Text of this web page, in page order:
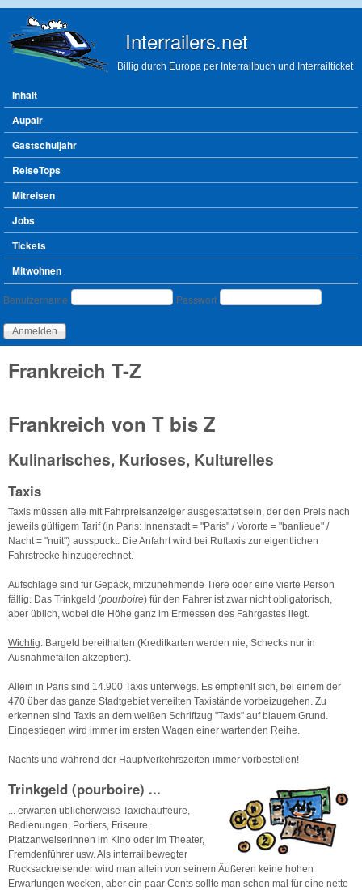
Interrailers.net
Billig durch Europa per Interrailbuch und Interrailticket
Hauptmenü
Inhalt
Aupair
Gastschuljahr
ReiseTops
Mitreisen
Jobs
Tickets
Mitwohnen
Benutzeranmeldung
Benutzername Passwort
Frankreich T-Z
Frankreich von T bis Z
Kulinarisches, Kurioses, Kulturelles
Taxis
Taxis müssen alle mit Fahrpreisanzeiger ausgestattet sein, der den Preis nach
jeweils gültigem Tarif (in Paris: Innenstadt = "Paris" / Vororte = "banlieue" /
Nacht = "nuit") ausspuckt. Die Anfahrt wird bei Ruftaxis zur eigentlichen
Fahrstrecke hinzugerechnet.
Aufschläge sind für Gepäck, mitzunehmende Tiere oder eine vierte Person
fällig. Das Trinkgeld (pourboire) für den Fahrer ist zwar nicht obligatorisch,
aber üblich, wobei die Höhe ganz im Ermessen des Fahrgastes liegt.
Wichtig: Bargeld bereithalten (Kreditkarten werden nie, Schecks nur in
Ausnahmefällen akzeptiert).
Allein in Paris sind 14.900 Taxis unterwegs. Es empfiehlt sich, bei einem der
470 über das ganze Stadtgebiet verteilten Taxistände vorbeizugehen. Zu
erkennen sind Taxis an dem weißen Schriftzug "Taxis" auf blauem Grund.
Eingestiegen wird immer im ersten Wagen einer wartenden Reihe.
Nachts und während der Hauptverkehrszeiten immer vorbestellen!
Trinkgeld (pourboire) ...
... erwarten üblicherweise Taxichauffeure,
Bedienungen, Portiers, Friseure,
Platzanweiserinnen im Kino oder im Theater,
Fremdenführer usw. Als interrailbewegter
Rucksackreisender wird man allein von seinem Äußeren keine hohen
Erwartungen wecken, aber ein paar Cents sollte man schon mal für eine nette